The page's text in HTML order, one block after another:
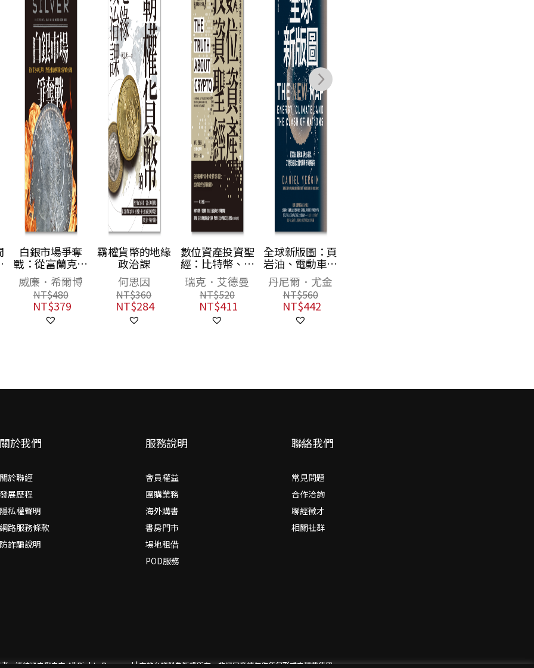
白銀市場爭奪
戰：從富蘭克林
到巴菲特，點燃
全球經濟與關鍵
決策的致富貨幣
威廉．希爾博
NT$480
NT$379
霸權貨幣的地緣
政治課
何思因
NT$360
NT$284
數位資產投資聖
經：比特幣、區
塊鏈、NFT及其
他數位資產的實
用易懂指南
瑞克．艾德曼
NT$520
NT$411
全球新版圖：頁
岩油、電動車、
再生綠能，21世
紀能源大國的戰
略布局與衝突
丹尼爾．尤金
NT$560
NT$442
於我們
於聯經
展歷程
私權聲明
路服務條款
詐騙說明
服務說明
會員權益
團購業務
海外購書
書房門市
場地租借
POD服務
聯絡我們
常見問題
合作洽詢
聯經徵才
相關社群
，連結過去與未來All Rights Reserved | 本站台資料為版權所有，非經同意請勿作任何形式之轉載使用